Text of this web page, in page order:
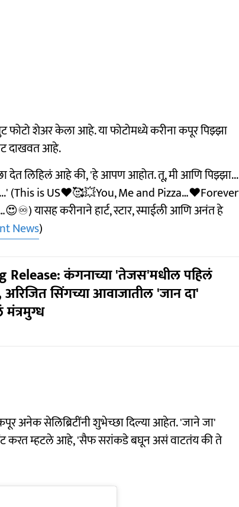
शेअर केला आहे. या फोटोमध्ये करीना कपूर पिझ्झा
दाखवत आहे.
देत लिहिलं आहे की, 'हे आपण आहोत. तू, मी आणि पिझ्झा...
(This is US❤️🥰💥You, Me and Pizza…❤️Forever
यासह करीनाने हार्ट, स्टार, स्माईली आणि अनंत हे
News)
Release: कंगनाच्या 'तेजस'मधील पहिलं
सिंगच्या आवाजातील 'जान दा'
अनेक सेलिब्रिटींनी शुभेच्छा दिल्या आहेत. 'जाने जा'
करत म्हटले आहे, 'सैफ सरांकडे बघून असं वाटतंय की ते